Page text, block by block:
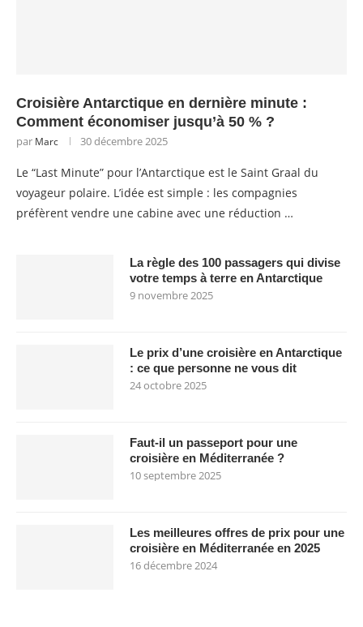
Croisière Antarctique en dernière minute :
Comment économiser jusqu’à 50 % ?
par Marc 30 décembre 2025
Le “Last Minute” pour l’Antarctique est le Saint Graal du
voyageur polaire. L’idée est simple : les compagnies
préfèrent vendre une cabine avec une réduction …
La règle des 100 passagers qui divise
votre temps à terre en Antarctique
9 novembre 2025
Le prix d’une croisière en Antarctique
: ce que personne ne vous dit
24 octobre 2025
Faut-il un passeport pour une
croisière en Méditerranée ?
10 septembre 2025
Les meilleures offres de prix pour une
croisière en Méditerranée en 2025
16 décembre 2024